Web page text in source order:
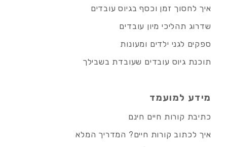
איך לחסוך זמן וכסף בגיוס עובדים
שדרוג תהליכי מיון עובדים
ספקים לגני ילדים ומעונות
תוכנת גיוס עובדים שעובדת בשבילך
מידע למועמד
כתיבת קורות חיים חינם
איך לכתוב קורות חיים? המדריך המלא